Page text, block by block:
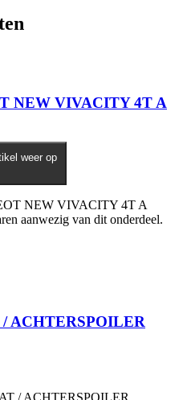
NEW VIVACITY 4T A
weer op
NEW VIVACITY 4T A
aanwezig van dit onderdeel.
ACHTERSPOILER